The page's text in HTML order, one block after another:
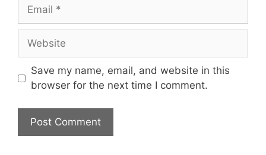
Save my name, email, and website in this
browser for the next time I comment.